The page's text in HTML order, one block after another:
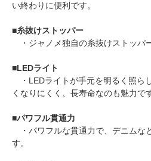
い終わりに便利です。
■糸抜けストッパー
・ジャノメ独自の糸抜けストッパ
■LEDライト
・LEDライトが手元を明るく照ら
くなりにくく、長寿命なのも魅力で
■パワフル貫通力
・パワフルな貫通力で、デニムな
す。